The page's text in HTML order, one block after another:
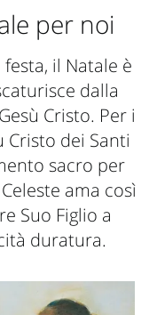
per noi
il Natale è
dalla
Cristo. Per i
Cristo dei Santi
sacro per
ama così
Suo Figlio a
duratura.